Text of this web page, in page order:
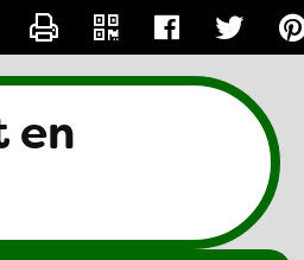
en
CONTACTER GIGI61